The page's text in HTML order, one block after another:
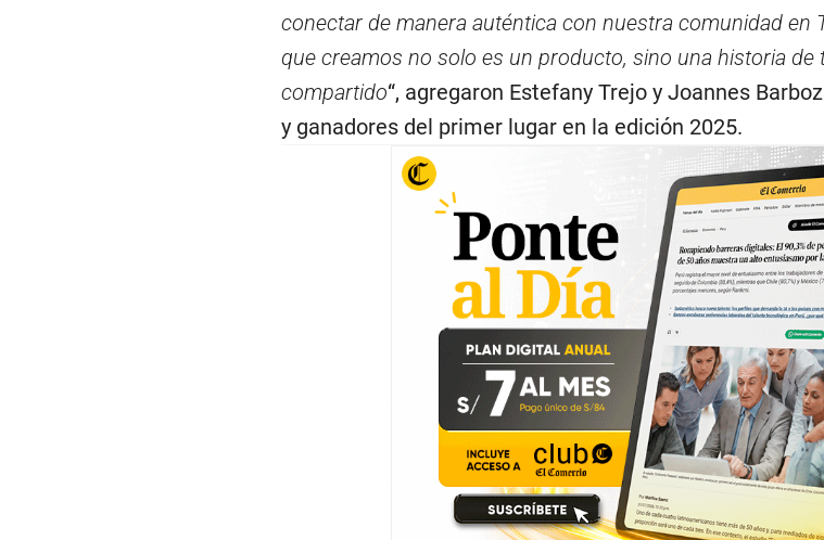
conectar de manera auténtica con nuestra comunidad en
que creamos no solo es un producto, sino una historia de
compartido“, agregaron Estefany Trejo y Joannes
y ganadores del primer lugar en la edición 2025.